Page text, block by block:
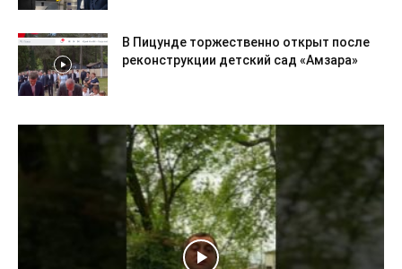
В Пицунде торжественно открыт после
реконструкции детский сад «Амзара»